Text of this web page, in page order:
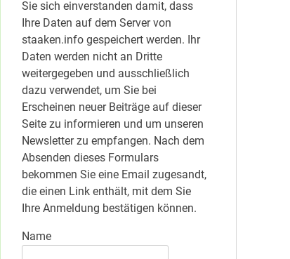
Sie sich einverstanden damit, dass
Ihre Daten auf dem Server von
staaken.info gespeichert werden. Ihr
Daten werden nicht an Dritte
weitergegeben und ausschließlich
dazu verwendet, um Sie bei
Erscheinen neuer Beiträge auf dieser
Seite zu informieren und um unseren
Newsletter zu empfangen. Nach dem
Absenden dieses Formulars
bekommen Sie eine Email zugesandt,
die einen Link enthält, mit dem Sie
Ihre Anmeldung bestätigen können.
Name